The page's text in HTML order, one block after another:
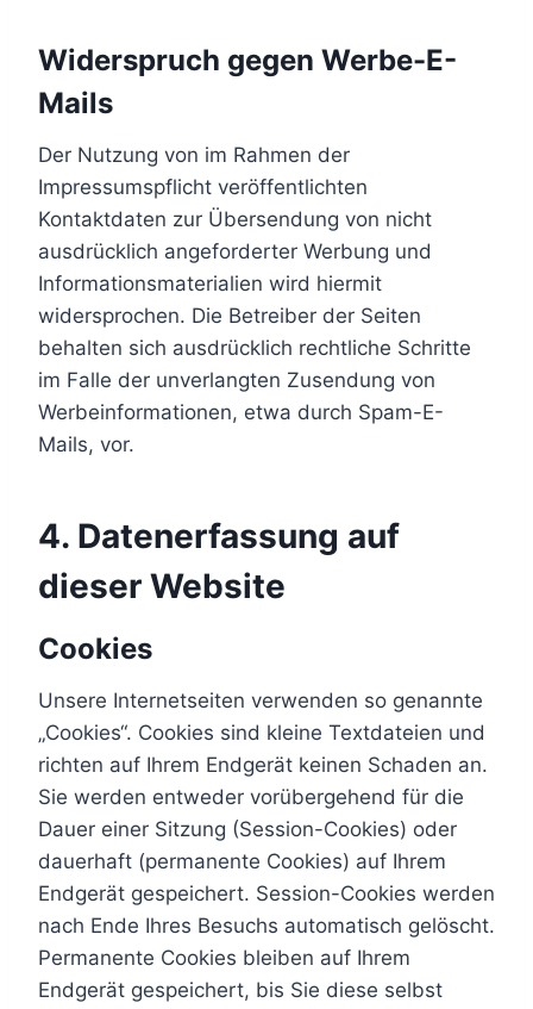
Widerspruch gegen Werbe-E-
Mails
Der Nutzung von im Rahmen der
Impressumspflicht veröffentlichten
Kontaktdaten zur Übersendung von nicht
ausdrücklich angeforderter Werbung und
Informationsmaterialien wird hiermit
widersprochen. Die Betreiber der Seiten
behalten sich ausdrücklich rechtliche Schritte
im Falle der unverlangten Zusendung von
Werbeinformationen, etwa durch Spam-E-
Mails, vor.
4. Datenerfassung auf
dieser Website
Cookies
Unsere Internetseiten verwenden so genannte
„Cookies“. Cookies sind kleine Textdateien und
richten auf Ihrem Endgerät keinen Schaden an.
Sie werden entweder vorübergehend für die
Dauer einer Sitzung (Session-Cookies) oder
dauerhaft (permanente Cookies) auf Ihrem
Endgerät gespeichert. Session-Cookies werden
nach Ende Ihres Besuchs automatisch gelöscht.
Permanente Cookies bleiben auf Ihrem
Endgerät gespeichert, bis Sie diese selbst